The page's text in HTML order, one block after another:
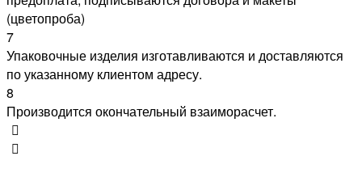
(цветопроба)
7
Упаковочные изделия изготавливаются и доставляются
по указанному клиентом адресу.
8
Производится окончательный взаиморасчет.